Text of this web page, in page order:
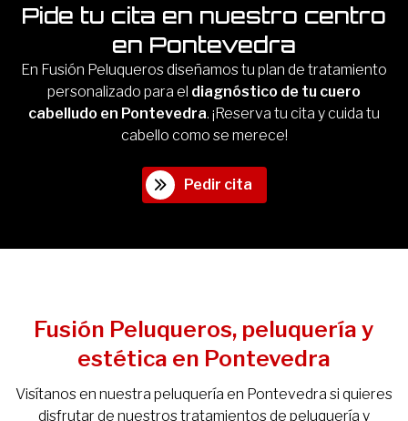
Pide tu cita en nuestro centro
en Pontevedra
En Fusión Peluqueros diseñamos tu plan de tratamiento
personalizado para el diagnóstico de tu cuero
cabelludo en Pontevedra. ¡Reserva tu cita y cuida tu
cabello como se merece!
Pedir cita
Fusión Peluqueros, peluquería y
estética en Pontevedra
Visítanos en nuestra peluquería en Pontevedra si quieres
disfrutar de nuestros tratamientos de peluquería y